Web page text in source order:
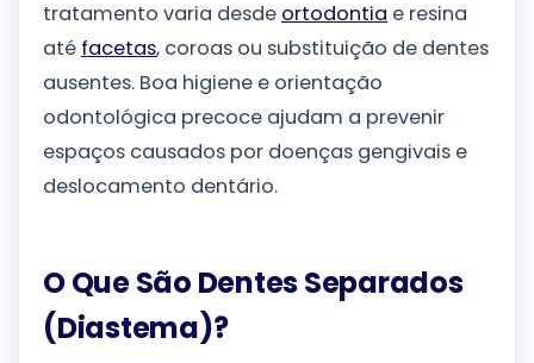
tratamento varia desde ortodontia e resina
até facetas, coroas ou substituição de dentes
ausentes. Boa higiene e orientação
odontológica precoce ajudam a prevenir
espaços causados por doenças gengivais e
deslocamento dentário.
O Que São Dentes Separados
(Diastema)?